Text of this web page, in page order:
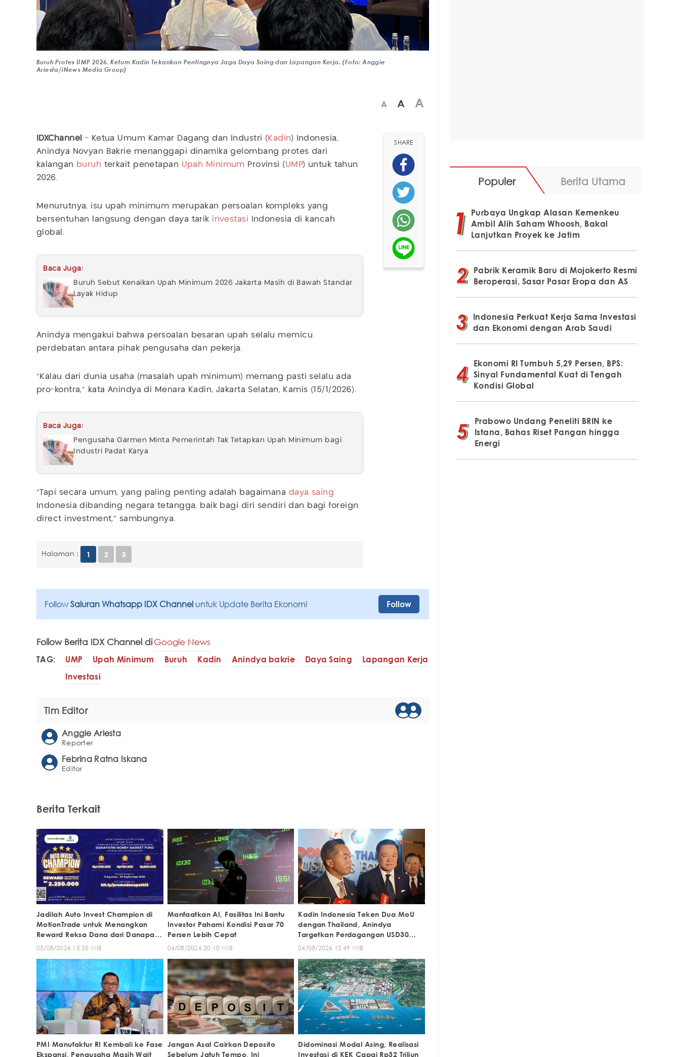
Buruh Protes UMP 2026, Ketum Kadin Tekankan Pentingnya Jaga Daya Saing dan Lapangan Kerja. (Foto: Anggie
Ariesta/iNews Media Group)
A A A
IDXChannel - Ketua Umum Kamar Dagang dan Industri ( Kadin) Indonesia,
Anindya Novyan Bakrie menanggapi dinamika gelombang protes dari
kalangan buruh terkait penetapan Upah Minimum Provinsi ( UMP) untuk tahun
2026.
Menurutnya, isu upah minimum merupakan persoalan kompleks yang
bersentuhan langsung dengan daya tarik investasi Indonesia di kancah
global.
Baca Juga:
Buruh Sebut Kenaikan Upah Minimum 2026 Jakarta Masih di Bawah Standar
Layak Hidup
Anindya mengakui bahwa persoalan besaran upah selalu memicu
perdebatan antara pihak pengusaha dan pekerja.
"Kalau dari dunia usaha (masalah upah minimum) memang pasti selalu ada
pro-kontra," kata Anindya di Menara Kadin, Jakarta Selatan, Kamis (15/1/2026).
Baca Juga:
Pengusaha Garmen Minta Pemerintah Tak Tetapkan Upah Minimum bagi
Industri Padat Karya
"Tapi secara umum, yang paling penting adalah bagaimana daya saing
Indonesia dibanding negara tetangga, baik bagi diri sendiri dan bagi foreign
direct investment,” sambungnya.
Halaman : 1 2 3
SHARE
Follow Saluran Whatsapp IDX Channel untuk Update Berita Ekonomi Follow
Follow Berita IDX Channel diGoogle News
TAG: UMP Upah Minimum Buruh Kadin Anindya bakrie Daya Saing
Lapangan Kerja
Investasi
Tim Editor
Anggie Ariesta
Reporter
Febrina Ratna Iskana
Editor
Berita Terkait
Jadilah Auto Invest Champion di
MotionTrade untuk Menangkan
Reward Reksa Dana dari Danapathi
AM!
05/08/2026 15:35 WIB
Manfaatkan AI, Fasilitas Ini Bantu
Investor Pahami Kondisi Pasar 70
Persen Lebih Cepat
04/08/2026 20:10 WIB
Kadin Indonesia Teken Dua MoU
dengan Thailand, Anindya
Targetkan Perdagangan USD30
Miliar
04/08/2026 15:49 WIB
PMI Manufaktur RI Kembali ke Fase
Ekspansi, Pengusaha Masih Wait
Jangan Asal Cairkan Deposito
Sebelum Jatuh Tempo, Ini
Didominasi Modal Asing, Realisasi
Investasi di KEK Capai Rp32 Triliun
Populer Berita Utama
Purbaya Ungkap Alasan Kemenkeu
Ambil Alih Saham Whoosh, Bakal
Lanjutkan Proyek ke Jatim
Pabrik Keramik Baru di Mojokerto Resmi
Beroperasi, Sasar Pasar Eropa dan AS
Indonesia Perkuat Kerja Sama Investasi
dan Ekonomi dengan Arab Saudi
Ekonomi RI Tumbuh 5,29 Persen, BPS:
Sinyal Fundamental Kuat di Tengah
Kondisi Global
Prabowo Undang Peneliti BRIN ke
Istana, Bahas Riset Pangan hingga
Energi